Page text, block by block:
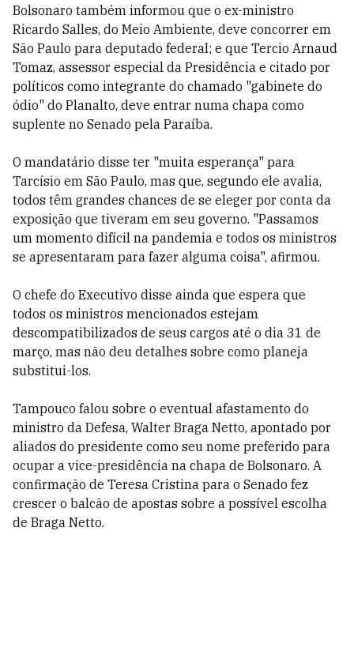
Bolsonaro também informou que o ex-ministro
Ricardo Salles, do Meio Ambiente, deve concorrer em
São Paulo para deputado federal; e que Tercio Arnaud
Tomaz, assessor especial da Presidência e citado por
políticos como integrante do chamado "gabinete do
ódio" do Planalto, deve entrar numa chapa como
suplente no Senado pela Paraíba.
O mandatário disse ter "muita esperança" para
Tarcísio em São Paulo, mas que, segundo ele avalia,
todos têm grandes chances de se eleger por conta da
exposição que tiveram em seu governo. "Passamos
um momento difícil na pandemia e todos os ministros
se apresentaram para fazer alguma coisa", afirmou.
O chefe do Executivo disse ainda que espera que
todos os ministros mencionados estejam
descompatibilizados de seus cargos até o dia 31 de
março, mas não deu detalhes sobre como planeja
substitui-los.
Tampouco falou sobre o eventual afastamento do
ministro da Defesa, Walter Braga Netto, apontado por
aliados do presidente como seu nome preferido para
ocupar a vice-presidência na chapa de Bolsonaro. A
confirmação de Teresa Cristina para o Senado fez
crescer o balcão de apostas sobre a possível escolha
de Braga Netto.